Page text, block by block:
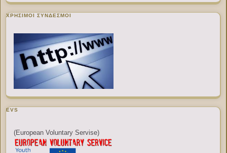
ΧΡΉΣΙΜΟΙ ΣΎΝΔΕΣΜΟΙ
EVS
(European Voluntary Servise)